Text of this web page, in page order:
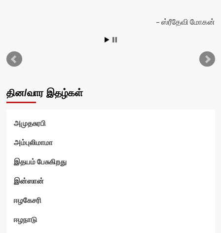
ஸ்ரீதேவி மோகன்
தின/வார இதழ்கள்
அமுதசுரபி
அம்புலிமாமா
இதயம் பேசுகிறது
இன்ஸான்
ஈழகேசரி
ஈழநாடு